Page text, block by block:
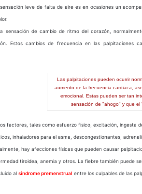
leve de falta de aire es en ocasiones un
sensación de cambio de ritmo del corazón,
Estos cambios de frecuencia en las palpitaciones
Las palpitaciones pueden ocurrir
aumento de la frecuencia cardiaca,
emocional. Estas pueden ser tan
sensación de "ahogo" y que el
factores, tales como esfuerzo físico, excitación, ingesta
inhaladores para el asma, descongestionantes,
hay afecciones físicas que pueden causar
tiroidea, anemia y otros. La fiebre también puede
al síndrome premenstrual entre los culpables de las